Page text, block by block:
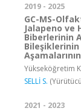
2019 - 2025
GC-MS-
Jalapeno ve
Biberlerinin
Yükseköğretim
SELLİ S.
2021 - 2023